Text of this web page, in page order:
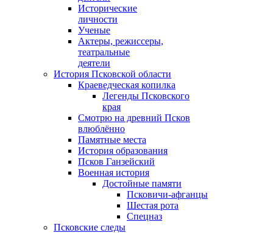
Исторические
личности
Ученые
Актеры, режиссеры,
театральные
деятели
История Псковской области
Краеведческая копилка
Легенды Псковского
края
Смотрю на древний Псков
влюблённо
Памятные места
История образования
Псков Ганзейский
Военная история
Достойные памяти
Псковичи-афганцы
Шестая рота
Спецназ
Псковские следы